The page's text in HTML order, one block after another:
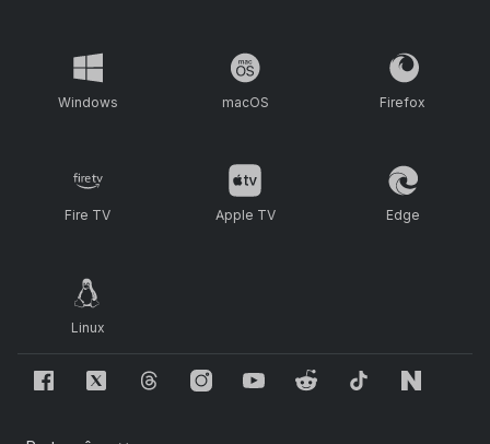
Windows macOS Firefox
Fire TV Apple TV Edge
Linux